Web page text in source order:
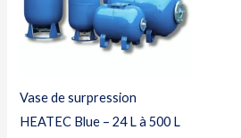
Vase de surpression
HEATEC Blue – 24 L à 500 L